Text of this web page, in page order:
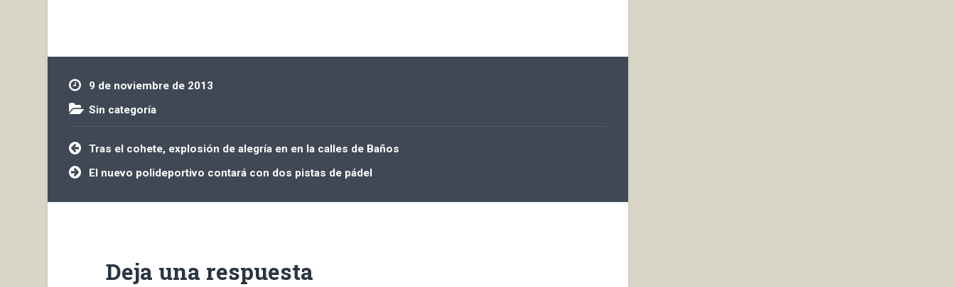
9 de noviembre de 2013
Sin categoría
Navegación
de
entradas
Tras el cohete, explosión de alegría en en la calles de Baños
El nuevo polideportivo contará con dos pistas de pádel
Deja una respuesta